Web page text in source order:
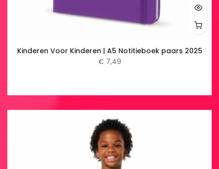
Kinderen Voor Kinderen | A5 Notitieboek paars 2025
€ 7,49